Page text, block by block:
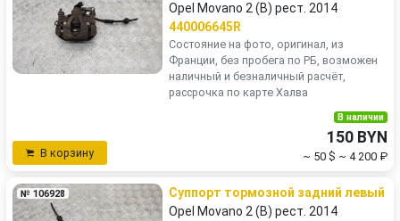
Opel Movano 2 (B) рест. 2014
440006645R
Состояние на фото, оригинал, из
Франции, без пробега по РБ, возможен
наличный и безналичный расчёт,
рассрочка по карте Халва
В корзину
В наличии
150 BYN
~ 50 $ ~ 4 200 ₽
№ 106928
Суппорт тормозной задний левый
Opel Movano 2 (B) рест. 2014